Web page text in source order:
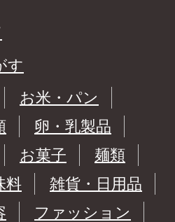
す
お米・パン
卵・乳製品
お菓子
麺類
料
雑貨・日用品
ファッション